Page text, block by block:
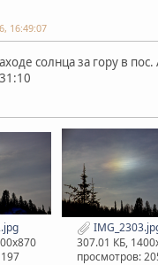
16:49:07
солнца за гору в пос.
307.01 КБ,
просмотров: